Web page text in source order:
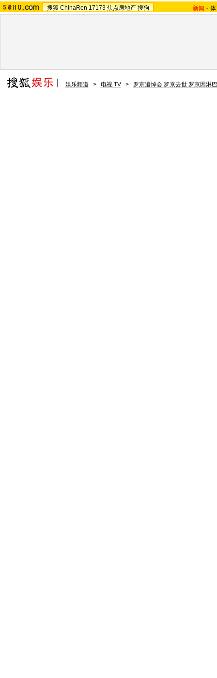
搜狐 ChinaRen 17173 焦点房地产 搜狗 新闻 -
娱乐频道 > 电视 TV > 罗京追悼会 罗京去世 罗京因淋